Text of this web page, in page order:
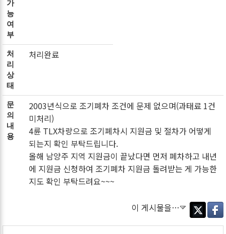
가
능
여
부
처
리
상
태
처리완료
문
의
내
용
2003년식으로 조기폐차 조건에 문제 없으며(과태료 1건
미처리)
4륜 TLX차량으로 조기폐차시 지원금 및 절차가 어떻게
되는지 확인 부탁드립니다.
올해 남양주 지역 지원금이 끝났다면 먼저 폐차하고 내년
에 지원금 신청하여 조기폐차 지원금 돌려받는 게 가능한
지도 확인 부탁드려요~~~
이 게시물을…
Twitter